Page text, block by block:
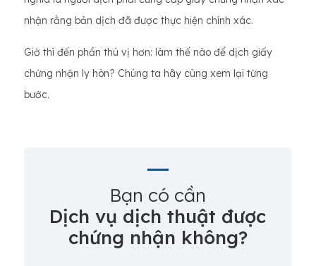
nhận rằng bản dịch đã được thực hiện chính xác.
Giờ thì đến phần thú vị hơn: làm thế nào để dịch giấy
chứng nhận ly hôn? Chúng ta hãy cùng xem lại từng
bước.
Bạn có cần
Dịch vụ dịch thuật được
chứng nhận không?